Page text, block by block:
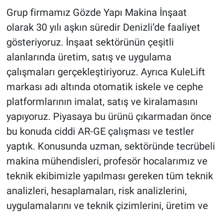
Grup firmamız Gözde Yapı Makina İnşaat
olarak 30 yılı aşkın süredir Denizli’de faaliyet
gösteriyoruz. İnşaat sektörünün çeşitli
alanlarında üretim, satış ve uygulama
çalışmaları gerçekleştiriyoruz. Ayrıca KuleLift
markası adı altında otomatik iskele ve cephe
platformlarının imalat, satış ve kiralamasını
yapıyoruz. Piyasaya bu ürünü çıkarmadan önce
bu konuda ciddi AR-GE çalışması ve testler
yaptık. Konusunda uzman, sektöründe tecrübeli
makina mühendisleri, profesör hocalarımız ve
teknik ekibimizle yapılması gereken tüm teknik
analizleri, hesaplamaları, risk analizlerini,
uygulamalarını ve teknik çizimlerini, üretim ve